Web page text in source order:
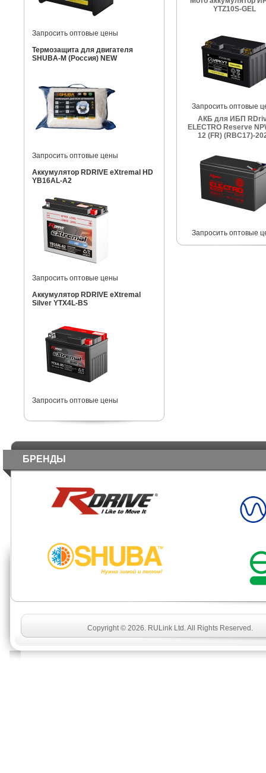
Запросить оптовые цены
Термозащита для двигателя
SHUBA-M (Россия) NEW
Запросить оптовые цены
Аккумулятор RDRIVE eXtremal HD
YB16AL-A2
Запросить оптовые цены
Аккумулятор RDRIVE eXtremal
Silver YTX4L-BS
Запросить оптовые цены
YTZ10S-GEL
Запросить оптовые
АКБ для ИБП
ELECTRO Reserve
12 (FR) (RBC17)-
Запросить оптовые
БРЕНДЫ
Copyright © 2026. RULink Ltd. All Rights Reserved.